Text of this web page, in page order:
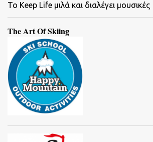
To Keep Life μιλά και διαλέγει μουσικές
The Art Of Skiing